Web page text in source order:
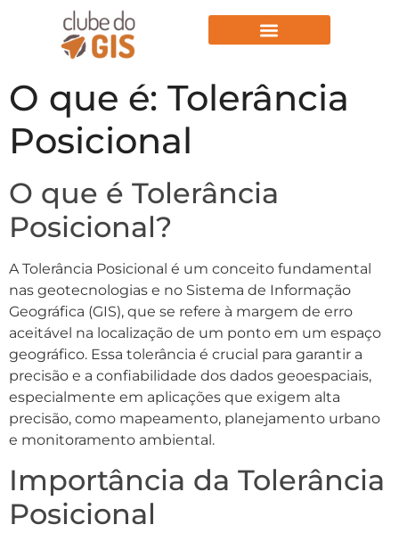
O que é: Tolerância
Posicional
O que é Tolerância
Posicional?
A Tolerância Posicional é um conceito fundamental
nas geotecnologias e no Sistema de Informação
Geográfica (GIS), que se refere à margem de erro
aceitável na localização de um ponto em um espaço
geográfico. Essa tolerância é crucial para garantir a
precisão e a confiabilidade dos dados geoespaciais,
especialmente em aplicações que exigem alta
precisão, como mapeamento, planejamento urbano
e monitoramento ambiental.
Importância da Tolerância
Posicional